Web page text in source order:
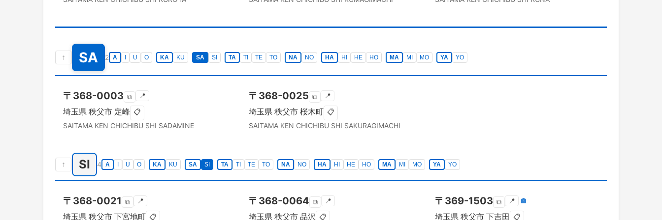
↑ SA 2 A U O KA KU SA SI TA TI TE TO NA NO HA HI HE HO MA MI MO YA YO
〒 368-0003 ⧉ 📍
埼玉県 秩父市 定峰 📋
SAITAMA KEN CHICHIBU SHI SADAMINE
〒 368-0025 ⧉ 📍
埼玉県 秩父市 桜木町 📋
SAITAMA KEN CHICHIBU SHI SAKURAGIMACHI
↑ SI 4 A U O KA KU SA SI TA TI TE TO NA NO HA HI HE HO MA MI MO YA YO
〒 368-0021 ⧉ 📍
埼玉県 秩父市 下宮地町 📋
〒 368-0064 ⧉ 📍
埼玉県 秩父市 品沢 📋
〒 369-1503 ⧉ 📍 🏣
埼玉県 秩父市 下吉田 📋